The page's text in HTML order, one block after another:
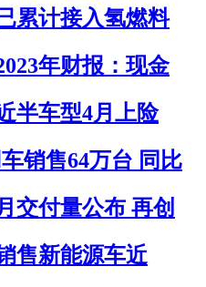
累计接入氢燃料
年财报：现金
半车型4月上险
销售64万台 同比
交付量公布 再创
售新能源车近